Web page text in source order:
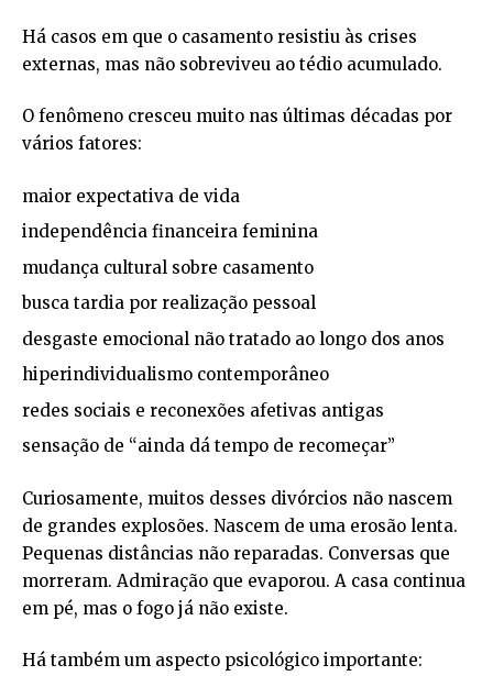
Há casos em que o casamento resistiu às crises
externas, mas não sobreviveu ao tédio acumulado.
O fenômeno cresceu muito nas últimas décadas por
vários fatores:
maior expectativa de vida
independência financeira feminina
mudança cultural sobre casamento
busca tardia por realização pessoal
desgaste emocional não tratado ao longo dos anos
hiperindividualismo contemporâneo
redes sociais e reconexões afetivas antigas
sensação de “ainda dá tempo de recomeçar”
Curiosamente, muitos desses divórcios não nascem
de grandes explosões. Nascem de uma erosão lenta.
Pequenas distâncias não reparadas. Conversas que
morreram. Admiração que evaporou. A casa continua
em pé, mas o fogo já não existe.
Há também um aspecto psicológico importante: